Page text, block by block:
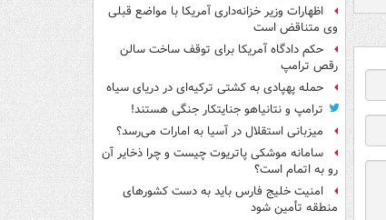
اظهارات وزیر خزانه‌داری آمریکا با مواضع قبلی
وی متناقض است
حکم دادگاه آمریکا برای توقف ساخت سالن
رقص ترامپ
حمله پهپادی به کشتی ترکیه‌ای در دریای سیاه
ترامپ و نتانیاهو جنایتکار جنگی هستند!
میزبانی استقلال در آسیا به امارات می‌رسد؟
سامانه موشکی پاتریوت چیست و چرا ذخایر آن
رو به اتمام است؟
امنیت خلیج فارس باید به دست کشورهای
منطقه تأمین شود